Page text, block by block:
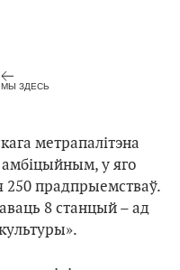
МЫ ЗДЕСЬ
метрапалітэна
амбіцыйным, у яго
250 прадпрыемстваў.
8 станцый – ад